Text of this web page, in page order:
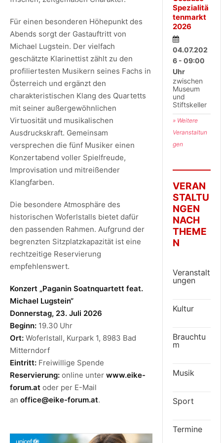
Für einen besonderen Höhepunkt des
Abends sorgt der Gastauftritt von
Michael Lugstein. Der vielfach
geschätzte Klarinettist zählt zu den
profiliertesten Musikern seines Fachs in
Österreich und ergänzt den
charakteristischen Klang des Quartetts
mit seiner außergewöhnlichen
Virtuosität und musikalischen
Ausdruckskraft. Gemeinsam
versprechen die fünf Musiker einen
Konzertabend voller Spielfreude,
Improvisation und mitreißender
Klangfarben.
Die besondere Atmosphäre des
historischen Woferlstalls bietet dafür
den passenden Rahmen. Aufgrund der
begrenzten Sitzplatzkapazität ist eine
rechtzeitige Reservierung
empfehlenswert.
Konzert „Paganin Soatnquartett feat.
Michael Lugstein“
Donnerstag, 23. Juli 2026
Beginn: 19.30 Uhr
Ort: Woferlstall, Kurpark 1, 8983 Bad
Mitterndorf
Eintritt: Freiwillige Spende
Reservierung: online unter www.eike-
forum.at oder per E-Mail
an office@eike-forum.at.
Spezialitä
tenmarkt
2026
04.07.202
6 - 09:00
Uhr
zwischen
Museum
und
Stiftskeller
» Weitere
Veranstaltun
gen
VERAN
STALTU
NGEN
NACH
THEME
N
Veranstalt
ungen
Kultur
Brauchtu
m
Musik
Sport
Termine